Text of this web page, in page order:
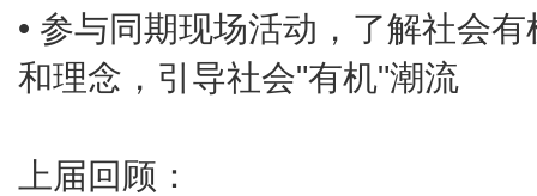
• 参与同期现场活动，了解社会
和理念，引导社会"有机"潮流
上届回顾：